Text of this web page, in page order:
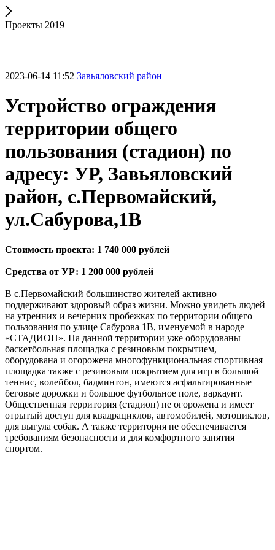
Проекты 2019
2023-06-14 11:52 Завьяловский район
Устройство ограждения
территории общего
пользования (стадион) по
адресу: УР, Завьяловский
район, с.Первомайский,
ул.Сабурова,1В
Стоимость проекта: 1 740 000 рублей
Средства от УР: 1 200 000 рублей
В с.Первомайский большинство жителей активно
поддерживают здоровый образ жизни. Можно увидеть людей
на утренних и вечерних пробежках по территории общего
пользования по улице Сабурова 1В, именуемой в народе
«СТАДИОН». На данной территории уже оборудованы
баскетбольная площадка с резиновым покрытием,
оборудована и огорожена многофункциональная спортивная
площадка также с резиновым покрытием для игр в большой
теннис, волейбол, бадминтон, имеются асфальтированные
беговые дорожки и большое футбольное поле, варкаунт.
Общественная территория (стадион) не огорожена и имеет
отрытый доступ для квадрациклов, автомобилей, мотоциклов,
для выгула собак. А также территория не обеспечивается
требованиям безопасности и для комфортного занятия
спортом.